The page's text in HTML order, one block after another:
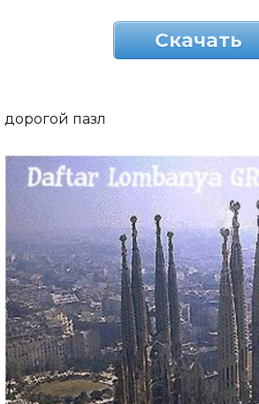
Скачать
дорогой пазл